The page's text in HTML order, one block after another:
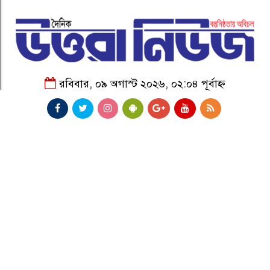
রবিবার, ০৯ অগাস্ট ২০২৬, ০২:০৪ পূর্বাহ্ন